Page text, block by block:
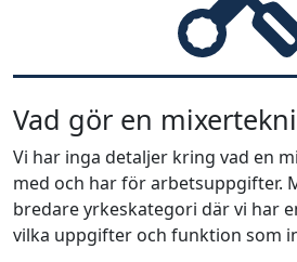
Vad gör en
Vi har inga detaljer kring vad en
med och har för arbetsuppgifter.
bredare yrkeskategori där vi har
vilka uppgifter och funktion som